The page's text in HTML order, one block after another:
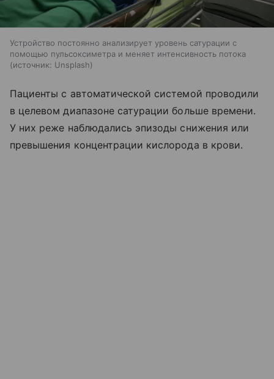
Устройство постоянно анализирует уровень сатурации с
помощью пульсоксиметра и меняет интенсивность потока
источник: Unsplash
Пациенты с автоматической системой проводили
в целевом диапазоне сатурации больше времени.
У них реже наблюдались эпизоды снижения или
превышения концентрации кислорода в крови.